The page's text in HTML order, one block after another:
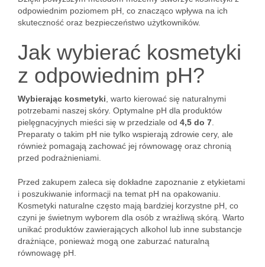
odpowiednim poziomem pH, co znacząco wpływa na ich
skuteczność oraz bezpieczeństwo użytkowników.
Jak wybierać kosmetyki
z odpowiednim pH?
Wybierając kosmetyki , warto kierować się naturalnymi
potrzebami naszej skóry. Optymalne pH dla produktów
pielęgnacyjnych mieści się w przedziale od 4,5 do 7
Preparaty o takim pH nie tylko wspierają zdrowie cery, ale
również pomagają zachować jej równowagę oraz chronią
przed podrażnieniami.
Przed zakupem zaleca się dokładne zapoznanie z etykietami
i poszukiwanie informacji na temat pH na opakowaniu.
Kosmetyki naturalne często mają bardziej korzystne pH, co
czyni je świetnym wyborem dla osób z wrażliwą skórą. Warto
unikać produktów zawierających alkohol lub inne substancje
drażniące, ponieważ mogą one zaburzać naturalną
równowagę pH.